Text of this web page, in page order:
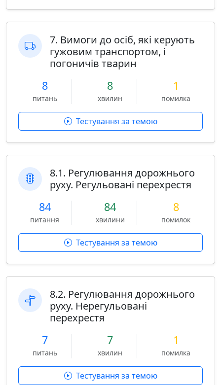
7. Вимоги до осіб, які керують
гужовим транспортом, і
погоничів тварин
8
питань
8
хвилин
1
помилка
Тестування за темою
8.1. Регулювання дорожнього
руху. Регульовані перехрестя
84
питання
84
хвилини
8
помилок
Тестування за темою
8.2. Регулювання дорожнього
руху. Нерегульовані
перехрестя
7
питань
7
хвилин
1
помилка
Тестування за темою